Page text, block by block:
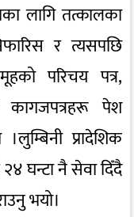
लागि तत्कालका
र त्यसपछि
परिचय पत्र,
पेश
प्रादेशिक
घन्टा नै सेवा दिँदै
भयो।